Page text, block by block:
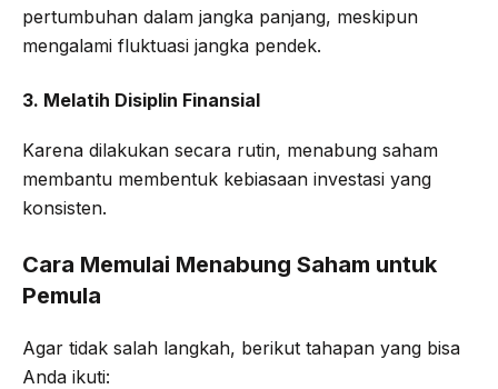
pertumbuhan dalam jangka panjang, meskipun
mengalami fluktuasi jangka pendek.
3. Melatih Disiplin Finansial
Karena dilakukan secara rutin, menabung saham
membantu membentuk kebiasaan investasi yang
konsisten.
Cara Memulai Menabung Saham untuk
Pemula
Agar tidak salah langkah, berikut tahapan yang bisa
Anda ikuti: